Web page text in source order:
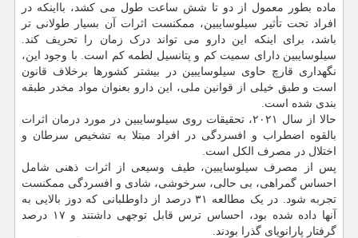
ماده بطور معمول از دو تا شش ساعت طول می کشد، بااینکه در
افراد تحت تأثیر سیلوسایبین، ممکنست اثرات آن بسیار طولانی تر
باشد، برای اینکه این دارو می تواند درک زمان را تحریف کند.
سیلوسایبین دارای سمیت کم و پتانسیل لطمه کم است. با وجود این،
نگهداری قارچ حاوی سیلوسایبین در بیشتر کشورها برخلاف قانون
است و طبق خیلی از قوانین ملی، این دارو بعنوان مواد مخدر طبقه
بندی شده است.
حالا از سال ۲۰۲۱، تحقیقات روی سیلوسایبین در مورد درمان اثرات
بالقوه اضطراب و افسردگی در افراد مبتلا به تشخیص سرطان و
اختلال در مصرف الکل است.
پس از مصرف سیلوسایبین، طیف وسیعی از اثرات ذهنی شامل
احساس گمراهی، بی حالی، سرخوشی، شادی و افسردگی ممکنست
تجربه شود. در یک مطالعه ۳۱ درصد از داوطلبانی که دوز بالایی به
آنها داده شده بود، احساس ترس قابل توجهی داشتند و ۱۷ درصد
گرفتار پارانویای گذرا بودند.